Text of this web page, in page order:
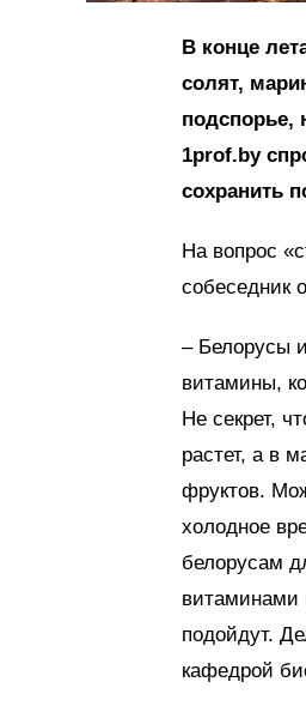
В конце
солят,
подспорье,
1prof.by
сохранить
На вопрос
собеседник
– Белорусы
витамины,
Не секрет,
растет, а в
фруктов.
холодное
белорусам
витаминами
подойдут.
кафедрой